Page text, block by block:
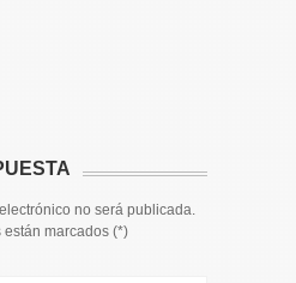
no será publicada.
están marcados (*)